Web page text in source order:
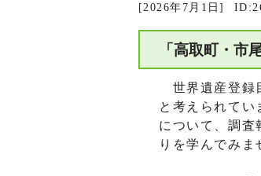
[2026年7月1日]
「高取町・市
世界遺産登録
と考えられてい
について、調査
りを学んでみま